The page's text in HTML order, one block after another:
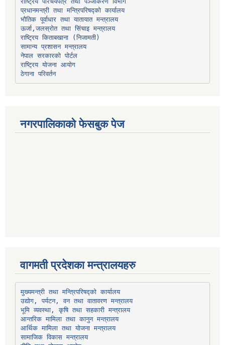
प्रधानमन्त्री तथा मन्त्रिपरिषद्को कार्यालय
भौतिक पूर्वाधार तथा यातायात मन्त्रालय
ऊर्जा,जलस्रोत तथा सिंचाइ मन्त्रालय
सामान्य प्रशासन मन्त्रालय
नेपाल सरकारको पोर्टल
राष्ट्रिय योजना आयोग
ठेगाना परिवर्तन
नगरपालिकाको फेसबुक पेज
वागमती प्रदेशका मन्त्रालयहरु
मुख्यमन्त्री तथा मन्त्रिपरिषद्को कार्यालय
उद्योग, पर्यटन, वन तथा वातावरण मन्त्रालय
भूमि व्यवस्था, कृषि तथा सहकारी मन्त्रालय
आन्तरिक मामिला तथा कानुन मन्त्रालय
आर्थिक मामिला तथा योजना मन्त्रालय
सामाजिक विकास मन्त्रालय